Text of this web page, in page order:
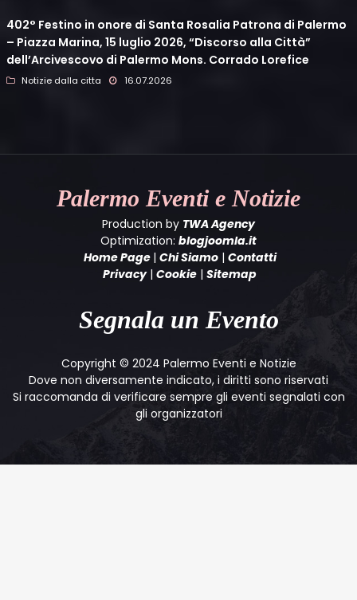
402° Festino in onore di Santa Rosalia Patrona di Palermo
– Piazza Marina, 15 luglio 2026, “Discorso alla Città”
dell’Arcivescovo di Palermo Mons. Corrado Lorefice
Notizie dalla citta 16.07.2026
Palermo Eventi e Notizie
Production by TWA Agency
Optimization: blogjoomla.it
Home Page | Chi Siamo| Contatti
Privacy| Cookie | Sitemap
Segnala un Evento
Copyright © 2024 Palermo Eventi e Notizie
Dove non diversamente indicato, i diritti sono riservati
Si raccomanda di verificare sempre gli eventi segnalati con
gli organizzatori